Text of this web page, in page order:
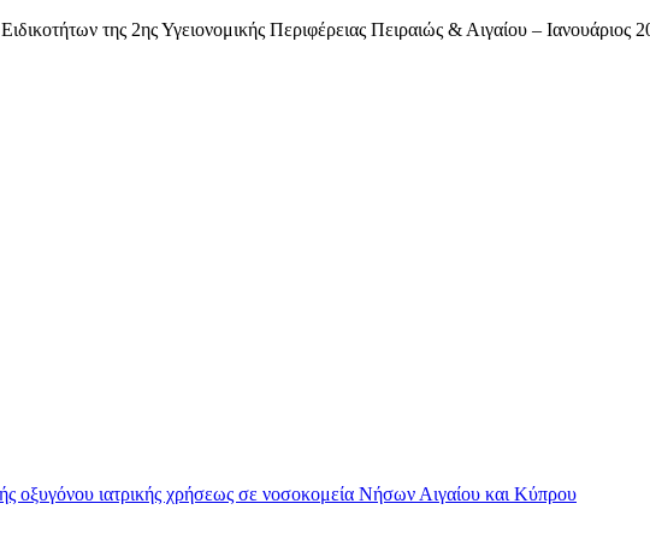
της 2ης Υγειονομικής Περιφέρειας Πειραιώς & Αιγαίου – Ιανουάριος
οξυγόνου ιατρικής χρήσεως σε νοσοκομεία Νήσων Αιγαίου και Κύπρου